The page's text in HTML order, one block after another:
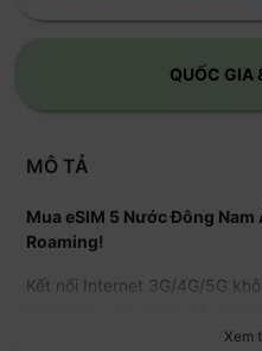
QUỐC GIA
MÔ TẢ
Mua eSIM 5 Nước Đông Nam
Roaming!
Kết nối Internet 3G/4G/5G
lạc với gia đình và bạn bè.